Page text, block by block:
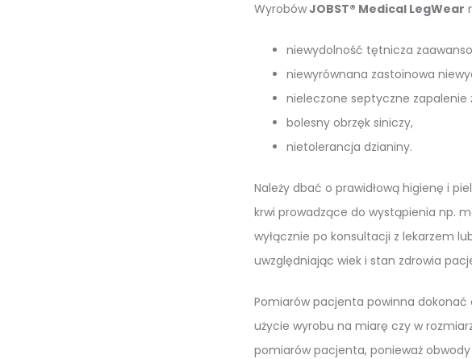
WyrobówJOBST® Medical LegWear
niewydolność tętnicza
niewyrównana zastoinowa
nieleczone septyczne zapalenie
bolesny obrzęk siniczy,
nietolerancja dzianiny.
Należy dbać o prawidłową higienę i
krwi prowadzące do wystąpienia np.
wyłącznie po konsultacji z lekarzem
uwzględniając wiek i stan zdrowia
Pomiarów pacjenta powinna dokonać
użycie wyrobu na miarę czy w
pomiarów pacjenta, ponieważ